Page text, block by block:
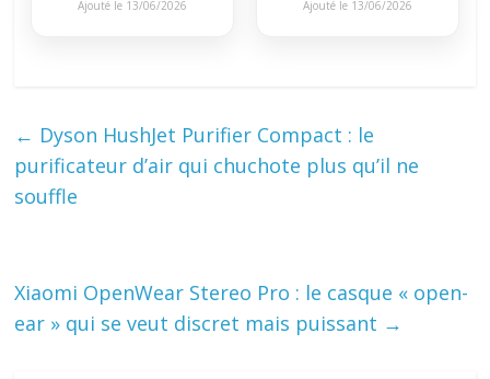
Ajouté le 13/06/2026 Ajouté le 13/06/2026
← Dyson HushJet Purifier Compact : le
purificateur d’air qui chuchote plus qu’il ne
souffle
Xiaomi OpenWear Stereo Pro : le casque « open-
ear » qui se veut discret mais puissant →